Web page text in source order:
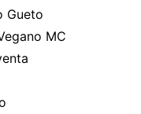
Gueto
MC